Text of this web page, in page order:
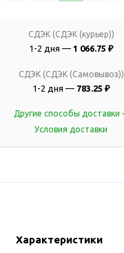
СДЭК (СДЭК (курьер))
1-2 дня — 1 066.75 ₽
СДЭК (СДЭК (Самовывоз))
1-2 дня — 783.25 ₽
Другие способы доставки
Условия доставки
Характеристики